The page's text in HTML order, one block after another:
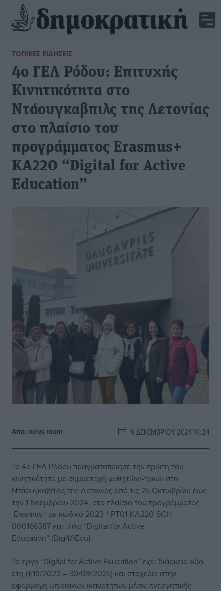
ΤΟΠΙΚΈΣ ΕΙΔΉΣΕΙΣ
4ο ΓΕΛ Ρόδου: Επιτυχής
Κινητικότητα στο
Ντάουγκαβπιλς της Λετονίας
στο πλαίσιο του
προγράμματος Erasmus+
KA220 “Digital for Active
Education”
Από: news room 9 ΔΕΚΕΜΒΡΊΟΥ 2024 10:24
Το 4ο ΓΕΛ Ρόδου πραγματοποίησε την πρώτη του
κινητικότητα με συμμετοχή μαθητών/-τριων στο
Ντάουγκαβπιλς της Λετονίας από τις 25 Οκτωβρίου έως
την 1 Νοεμβρίου 2024, στο πλαίσιο του προγράμματος
Erasmus+ με κωδικό 2023-1-PT01-KA220-SCH-
000166387 και τίτλο “Digital for Active
Education” (Dig4AEdu).
Το έργο “Digital for Active Education” έχει διάρκεια δύο
έτη (1/10/2023 – 30/09/2025) και στοχεύει στην
εφαρμογή ψηφιακών ικανοτήτων μέσω ενεργητικής